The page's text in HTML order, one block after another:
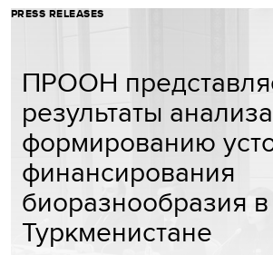
PRESS RELEASES
ПРООН
результаты
формированию
финансирования
биоразнообразия в
Туркменистане